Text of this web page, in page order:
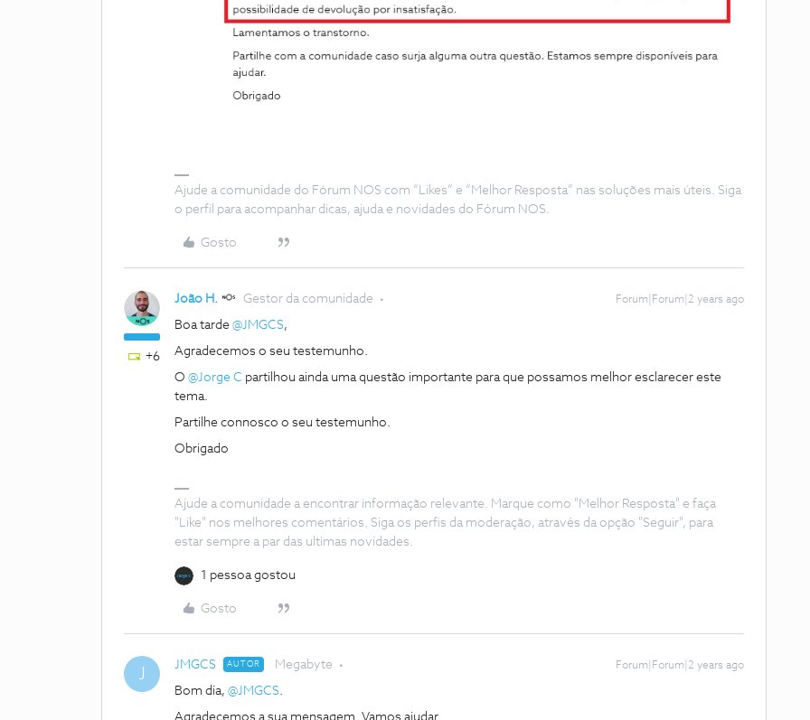
Ajude a comunidade do Fórum NOS com “Likes” e “Melhor Resposta” nas soluções mais úteis. Siga
o perfil para acompanhar dicas, ajuda e novidades do Fórum NOS.
Gosto
+6
João H. Gestor da comunidade Forum|Forum|2 years ago
Boa tarde @JMGCS,
Agradecemos o seu testemunho.
O @Jorge C partilhou ainda uma questão importante para que possamos melhor esclarecer este
tema.
Partilhe connosco o seu testemunho.
Obrigado
Ajude a comunidade a encontrar informação relevante. Marque como "Melhor Resposta" e faça
"Like" nos melhores comentários. Siga os perfis da moderação, através da opção "Seguir", para
estar sempre a par das ultimas novidades.
1 pessoa gostou
Gosto
J JMGCS AUTOR Megabyte Forum|Forum|2 years ago
Bom dia, @JMGCS
Agradecemos a sua mensagem. Vamos ajudar.